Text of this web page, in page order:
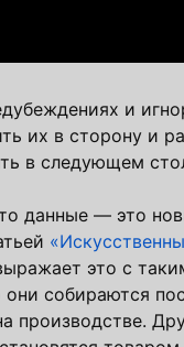
и
их в сторону и
в следующем
данные — это
это с
собираются
производстве.